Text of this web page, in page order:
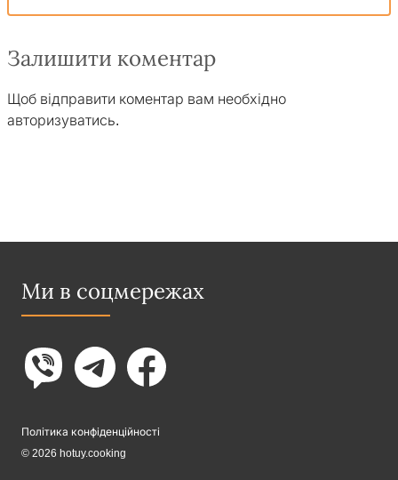
Залишити коментар
Щоб відправити коментар вам необхідно
авторизуватись.
Ми в соцмережах
Політика конфіденційності
© 2026 hotuy.cooking